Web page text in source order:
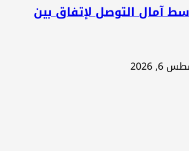
آمال التوصل لإتفاق بين
2026